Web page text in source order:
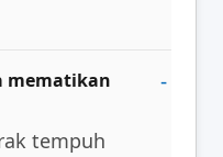
mematikan
tempuh